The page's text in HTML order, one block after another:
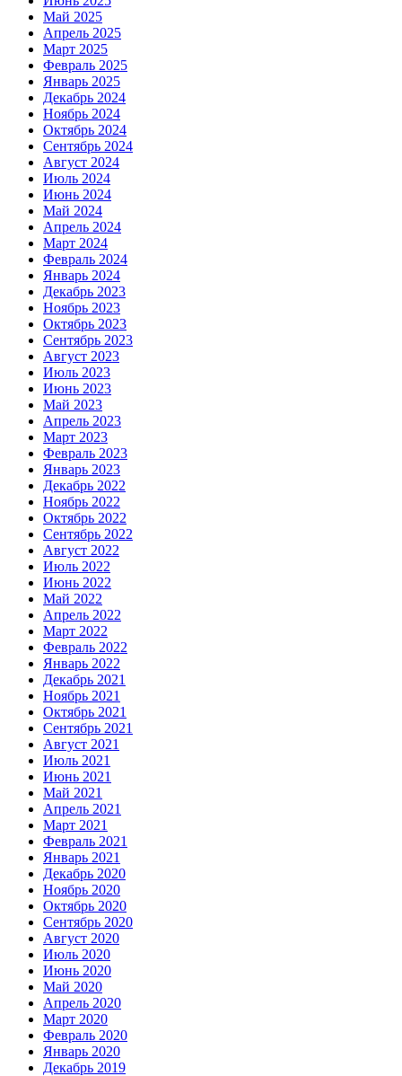
Май 2025
Апрель 2025
Март 2025
Февраль 2025
Январь 2025
Декабрь 2024
Ноябрь 2024
Октябрь 2024
Сентябрь 2024
Август 2024
Июль 2024
Июнь 2024
Май 2024
Апрель 2024
Март 2024
Февраль 2024
Январь 2024
Декабрь 2023
Ноябрь 2023
Октябрь 2023
Сентябрь 2023
Август 2023
Июль 2023
Июнь 2023
Май 2023
Апрель 2023
Март 2023
Февраль 2023
Январь 2023
Декабрь 2022
Ноябрь 2022
Октябрь 2022
Сентябрь 2022
Август 2022
Июль 2022
Июнь 2022
Май 2022
Апрель 2022
Март 2022
Февраль 2022
Январь 2022
Декабрь 2021
Ноябрь 2021
Октябрь 2021
Сентябрь 2021
Август 2021
Июль 2021
Июнь 2021
Май 2021
Апрель 2021
Март 2021
Февраль 2021
Январь 2021
Декабрь 2020
Ноябрь 2020
Октябрь 2020
Сентябрь 2020
Август 2020
Июль 2020
Июнь 2020
Май 2020
Апрель 2020
Март 2020
Февраль 2020
Январь 2020
Декабрь 2019